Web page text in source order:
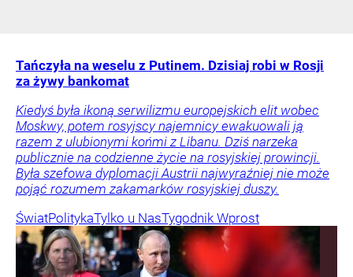
Tańczyła na weselu z Putinem. Dzisiaj robi w Rosji
za żywy bankomat
Kiedyś była ikoną serwilizmu europejskich elit wobec
Moskwy, potem rosyjscy najemnicy ewakuowali ją
razem z ulubionymi końmi z Libanu. Dziś narzeka
publicznie na codzienne życie na rosyjskiej prowincji.
Była szefowa dyplomacji Austrii najwyraźniej nie może
pojąć rozumem zakamarków rosyjskiej duszy.
ŚwiatPolitykaTylko u NasTygodnik Wprost